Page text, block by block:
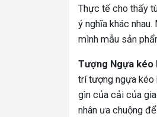
Thực tế cho thấy
ý nghĩa khác
mình mẫu sản
Tượng Ngựa kéo
trí tượng ngựa kéo
gìn của cải của
nhân ưa chuộng